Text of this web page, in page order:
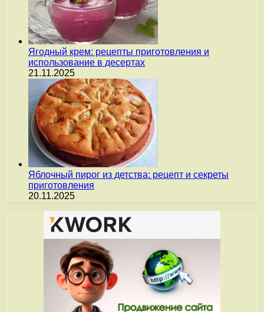
Ягодный крем: рецепты приготовления и
использование в десертах
21.11.2025
Яблочный пирог из детства: рецепт и секреты
приготовления
20.11.2025